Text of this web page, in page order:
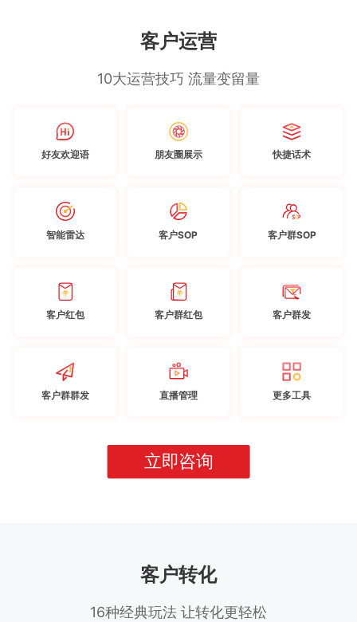
客户运营
10大运营技巧 流量变留量
好友欢迎语 朋友圈展示 快捷话术
智能雷达 客户SOP 客户群SOP
客户红包 客户群红包 客户群发
客户群群发 直播管理 更多工具
立即咨询
客户转化
16种经典玩法 让转化更轻松